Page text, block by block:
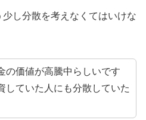
し分散を考えなくてはいけな
の価値が高騰中らしいです
していた人にも分散していた